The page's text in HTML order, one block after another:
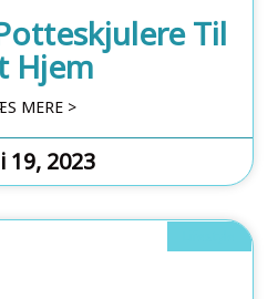
Til
Hjem
MERE >
19, 2023